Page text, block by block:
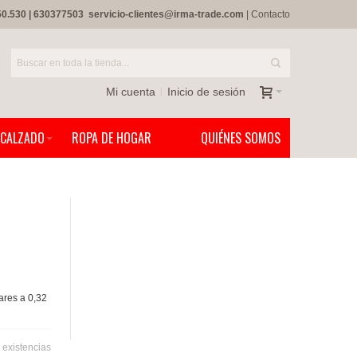
630377503 servicio-clientes@irma-trade.com Contacto
Mi cuenta Inicio de sesión
CALZADO ROPA DE HOGAR QUIÉNES SOMOS
a 0,32
existencias